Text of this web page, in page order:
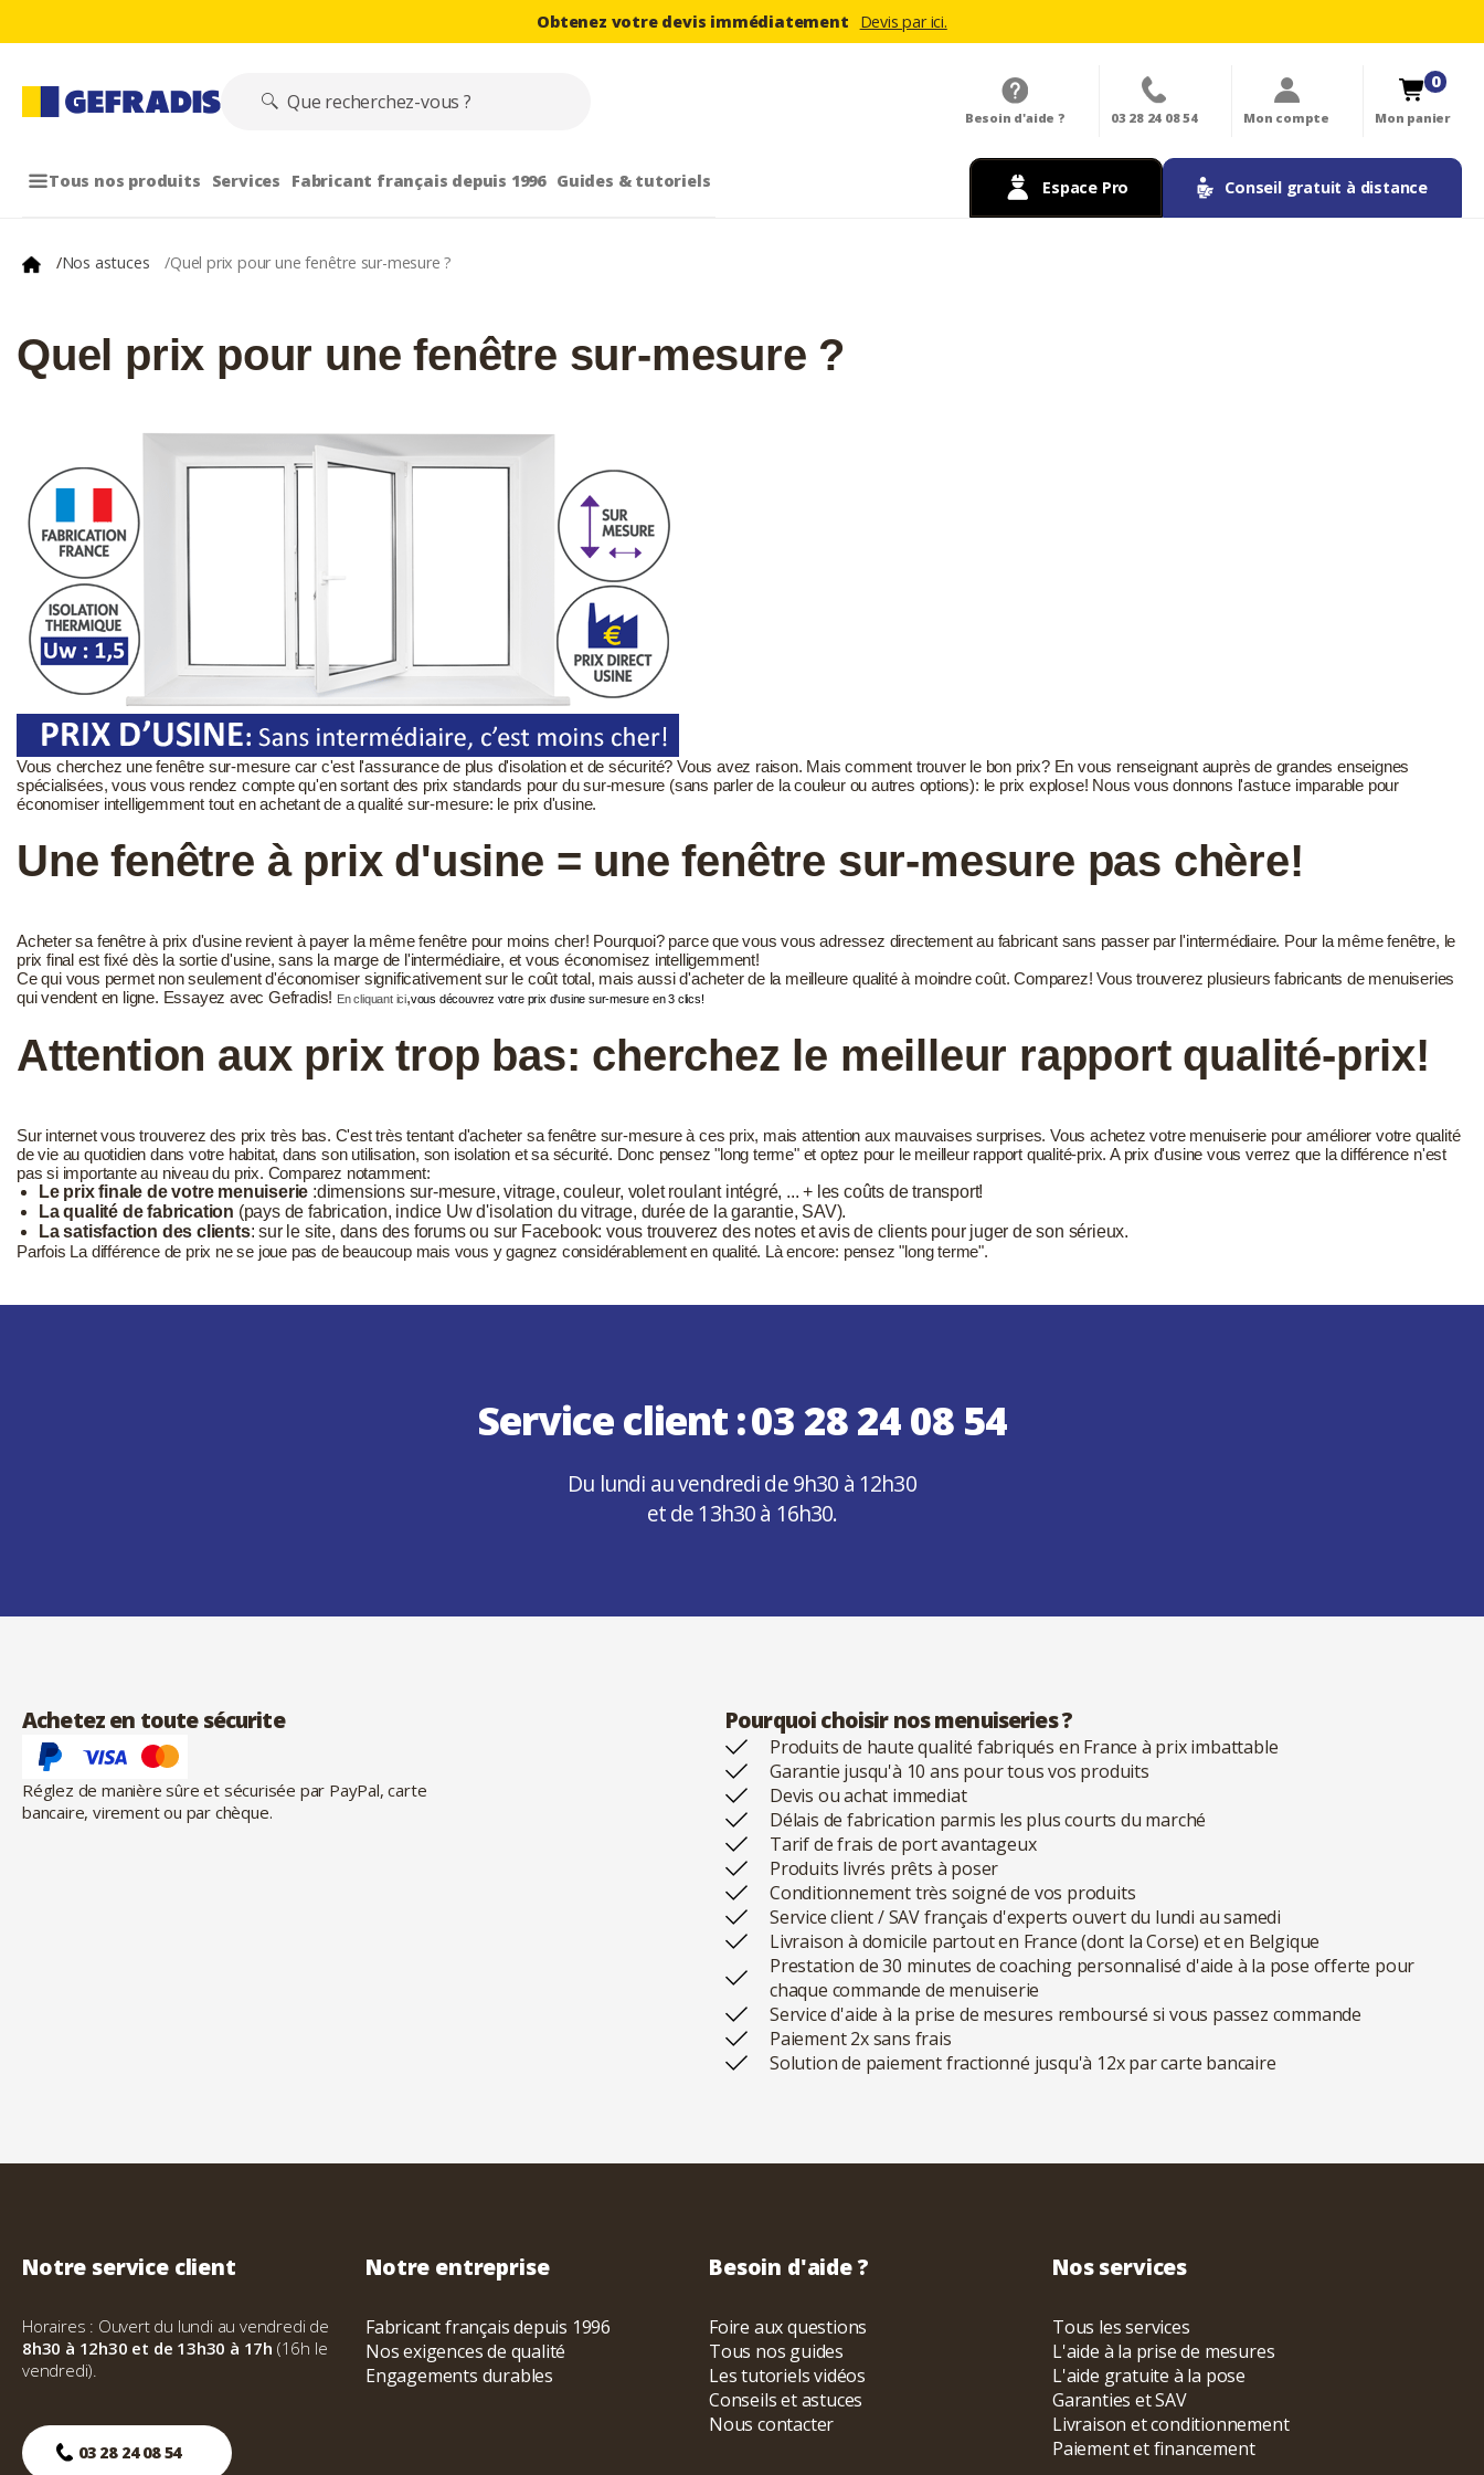
Obtenez votre devis immédiatement Devis par ici.
Besoin d'aide ? 03 28 24 08 54 Mon compte Mon panier
0
Tous nos produits Services Fabricant français depuis 1996 Guides & tutoriels Espace Pro Conseil gratuit à distance
/Nos astuces /Quel prix pour une fenêtre sur-mesure ?
Quel prix pour une fenêtre sur-mesure ?
Vous cherchez une fenêtre sur-mesure car c'est l'assurance de plus d'isolation et de sécurité? Vous avez raison. Mais comment trouver le bon prix? En vous renseignant auprès de grandes enseignes
spécialisées, vous vous rendez compte qu'en sortant des prix standards pour du sur-mesure (sans parler de la couleur ou autres options): le prix explose! Nous vous donnons l'astuce imparable pour
économiser intelligemment tout en achetant de a qualité sur-mesure: le prix d'usine.
Une fenêtre à prix d'usine = une fenêtre sur-mesure pas chère!
Acheter sa fenêtre à prix d'usine revient à payer la même fenêtre pour moins cher! Pourquoi? parce que vous vous adressez directement au fabricant sans passer par l'intermédiaire. Pour la même fenêtre, le
prix final est fixé dès la sortie d'usine, sans la marge de l'intermédiaire, et vous économisez intelligemment!
Ce qui vous permet non seulement d'économiser significativement sur le coût total, mais aussi d'acheter de la meilleure qualité à moindre coût. Comparez! Vous trouverez plusieurs fabricants de menuiseries
qui vendent en ligne. Essayez avec Gefradis! En cliquant ici,vous découvrez votre prix d'usine sur-mesure en 3 clics!
Attention aux prix trop bas: cherchez le meilleur rapport qualité-prix!
Sur internet vous trouverez des prix très bas. C'est très tentant d'acheter sa fenêtre sur-mesure à ces prix, mais attention aux mauvaises surprises. Vous achetez votre menuiserie pour améliorer votre qualité
de vie au quotidien dans votre habitat, dans son utilisation, son isolation et sa sécurité. Donc pensez "long terme" et optez pour le meilleur rapport qualité-prix. A prix d'usine vous verrez que la différence n'est
pas si importante au niveau du prix. Comparez notamment:
Le prix finale de votre menuiserie :dimensions sur-mesure, vitrage, couleur, volet roulant intégré, ... + les coûts de transport!
La qualité de fabrication (pays de fabrication, indice Uw d'isolation du vitrage, durée de la garantie, SAV).
La satisfaction des clients: sur le site, dans des forums ou sur Facebook: vous trouverez des notes et avis de clients pour juger de son sérieux.
Parfois La différence de prix ne se joue pas de beaucoup mais vous y gagnez considérablement en qualité. Là encore: pensez "long terme".
Service client :03 28 24 08 54
Du lundi au vendredi de 9h30 à 12h30
et de 13h30 à 16h30.
Achetez en toute sécurite
Réglez de manière sûre et sécurisée par PayPal, carte
bancaire, virement ou par chèque.
Pourquoi choisir nos menuiseries ?
Produits de haute qualité fabriqués en France à prix imbattable
Garantie jusqu'à 10 ans pour tous vos produits
Devis ou achat immediat
Délais de fabrication parmis les plus courts du marché
Tarif de frais de port avantageux
Produits livrés prêts à poser
Conditionnement très soigné de vos produits
Service client / SAV français d'experts ouvert du lundi au samedi
Livraison à domicile partout en France (dont la Corse) et en Belgique
Prestation de 30 minutes de coaching personnalisé d'aide à la pose offerte pour
chaque commande de menuiserie
Service d'aide à la prise de mesures remboursé si vous passez commande
Paiement 2x sans frais
Solution de paiement fractionné jusqu'à 12x par carte bancaire
Notre service client
Horaires : Ouvert du lundi au vendredi de
8h30 à 12h30 et de 13h30 à 17h (16h le
vendredi).
03 28 24 08 54
Notre entreprise
Fabricant français depuis 1996
Nos exigences de qualité
Engagements durables
Besoin d'aide ?
Foire aux questions
Tous nos guides
Les tutoriels vidéos
Conseils et astuces
Nous contacter
Nos services
Tous les services
L'aide à la prise de mesures
L'aide gratuite à la pose
Garanties et SAV
Livraison et conditionnement
Paiement et financement